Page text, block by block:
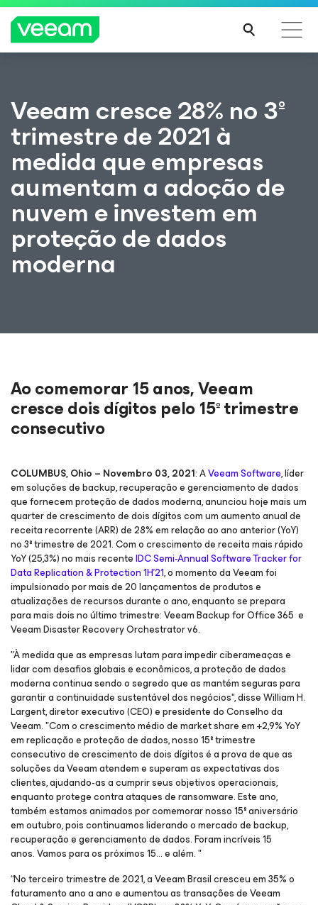
pela atualização de conteúdo da CrowdStrike
LEIA
MAIS
Veeam cresce 28% no 3º
trimestre de 2021 à
medida que empresas
aumentam a adoção de
nuvem e investem em
proteção de dados
moderna
Ao comemorar 15 anos, Veeam
cresce dois dígitos pelo 15º trimestre
consecutivo
COLUMBUS, Ohio – Novembro 03, 2021: AVeeamSoftware, líder
em soluções de backup, recuperação e gerenciamento de dados
que fornecem proteção de dados moderna, anunciou hoje mais um
quarter de crescimento de dois dígitos com um aumento anual de
receita recorrente (ARR) de 28% em relação ao ano anterior (YoY)
no 3º trimestre de 2021. Com o crescimento de receita mais rápido
YoY (25,3%) no mais recenteIDC Semi-Annual Software Tracker for
Data Replication & Protection 1H'21, o momento da Veeam foi
impulsionado por mais de 20 lançamentos de produtos e
atualizações de recursos durante o ano, enquanto se prepara
para mais dois no último trimestre: Veeam Backupfor Office 365 e
Veeam Disaster Recovery Orchestrator v6.
"À medida que as empresas lutam para impedir ciberameaças e
lidar com desafios globais e econômicos, a proteção de dados
moderna continua sendo o segredo que as mantém seguras para
garantir a continuidade sustentável dos negócios", disse William H.
Largent, diretor executivo (CEO) e presidente do Conselho da
Veeam. "Com o crescimento médio de market share em +2,9% YoY
em replicação e proteção de dados, nosso 15º trimestre
consecutivo de crescimento de dois dígitos é a prova de que as
soluções da Veeam atendem e superam as expectativas dos
clientes, ajudando-as a cumprir seus objetivos operacionais,
enquanto protege contra ataques de ransomware. Este ano,
também estamos animados por comemorar nosso 15º aniversário
em outubro, pois continuamos liderando o mercado de backup,
recuperação e gerenciamento de dados. Foram incríveis 15
anos. Vamos para os próximos 15... e além. "
“No terceiro trimestre de 2021, a Veeam Brasil cresceu em 35% o
faturamento ano a ano e aumentou as transações de Veeam